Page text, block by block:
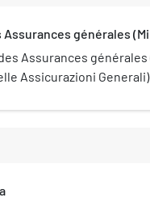
Assurances générales
Assurances
Assicurazioni